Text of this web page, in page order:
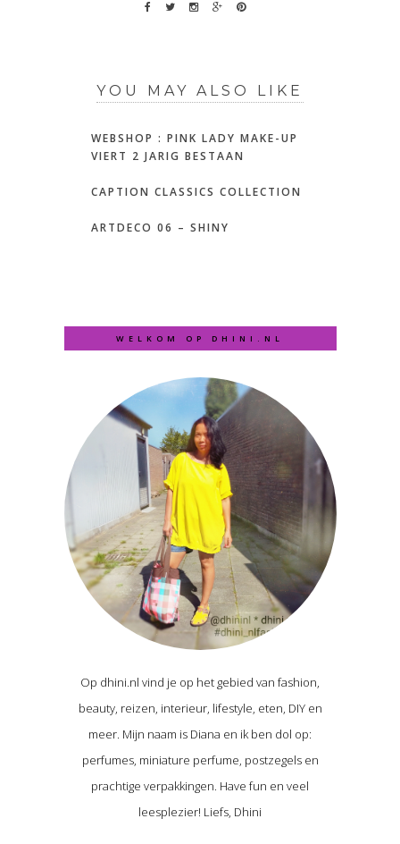
YOU MAY ALSO LIKE
WEBSHOP : PINK LADY MAKE-UP
VIERT 2 JARIG BESTAAN
CAPTION CLASSICS COLLECTION
ARTDECO 06 – SHINY
WELKOM OP DHINI.NL
Op dhini.nl vind je op het gebied van fashion,
beauty, reizen, interieur, lifestyle, eten, DIY en
meer. Mijn naam is Diana en ik ben dol op:
perfumes, miniature perfume, postzegels en
prachtige verpakkingen. Have fun en veel
leesplezier! Liefs, Dhini